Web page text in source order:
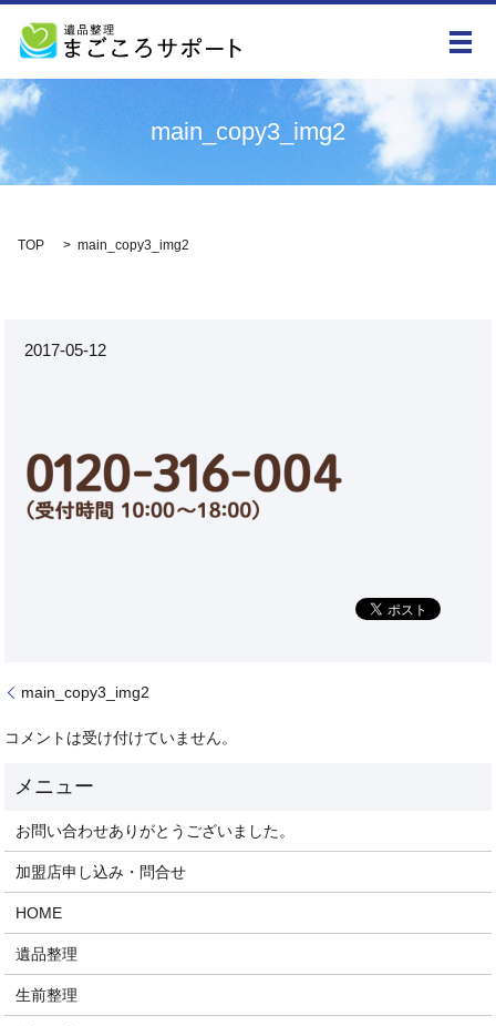
メ
main_copy3_img2
TOP main_copy3_img2
2017-05-12
main_copy3_img2
コメントは受け付けていません。
お問い合わせありがとうございました。
加盟店申し込み・問合せ
HOME
遺品整理
生前整理